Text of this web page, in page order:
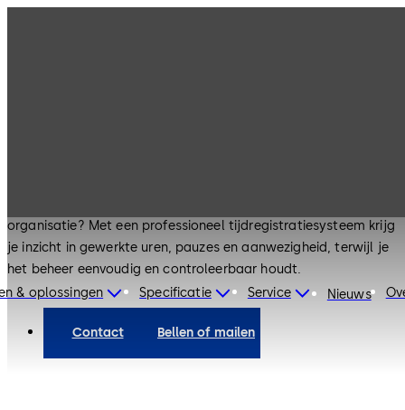
& oplossingen Specificatie Service Nieuws
organisatie? Met een professioneel tijdregistratiesysteem krijg
je inzicht in gewerkte uren, pauzes en aanwezigheid, terwijl je
het beheer eenvoudig en controleerbaar houdt.
Contact Bellen of mailen